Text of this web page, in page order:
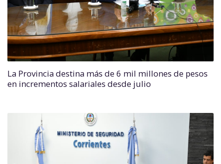
La Provincia destina más de 6 mil millones de pesos
en incrementos salariales desde julio